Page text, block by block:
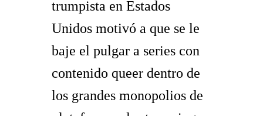
trumpista en Estados
Unidos motivó a que se le
baje el pulgar a series con
contenido queer dentro de
los grandes monopolios de